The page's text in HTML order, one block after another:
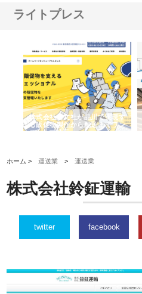
ライトプレス
株式会社耕文社が品川で実現す
る販促物製作から配送までワン
ストップ対応
ホーム >運送業 >運送業
株式会社鈴鉦運輸
twitter facebook